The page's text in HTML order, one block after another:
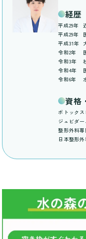
経歴
平成29年
平成29年
平成31年
令和2年
令和3年
令和4年
令和6年
資格
ボトック
ジュビダ
整形外科専
日本整形